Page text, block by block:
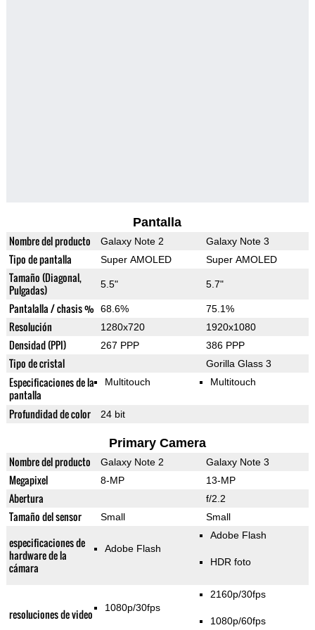
Pantalla
Nombre del producto Galaxy Note 2 Galaxy Note 3
Tipo de pantalla Super AMOLED Super AMOLED
Tamaño (Diagonal,
Pulgadas)
5.5" 5.7"
Pantalalla / chasis % 68.6% 75.1%
Resolución 1280x720 1920x1080
Densidad (PPI) 267 PPP 386 PPP
Tipo de cristal Gorilla Glass 3
Especificaciones de la
pantalla
Multitouch Multitouch
Profundidad de color 24 bit
Primary Camera
Nombre del producto Galaxy Note 2 Galaxy Note 3
Megapixel 8-MP 13-MP
Abertura f/2.2
Tamaño del sensor Small Small
especificaciones de
hardware de la
cámara
Adobe Flash
Adobe Flash
HDR foto
resoluciones de video 1080p/30fps
2160p/30fps
1080p/60fps